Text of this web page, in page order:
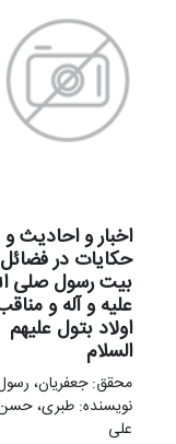
اخبار و احادیث و
حکایات در
بیت رسول صلی
علیه و آله و
اولاد بتول علیهم
السلام
محقق: جعفریان،
نویسنده: طبری،
علی